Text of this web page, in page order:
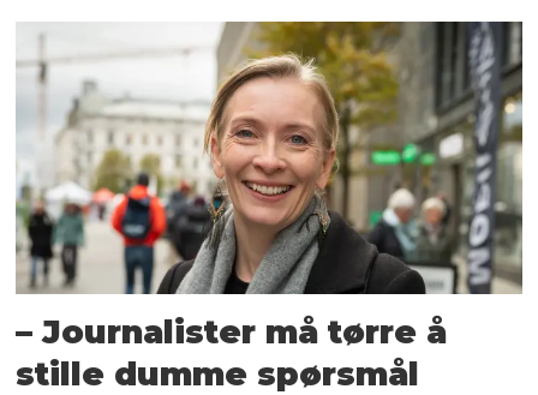
– Journalister må tørre å
stille dumme spørsmål